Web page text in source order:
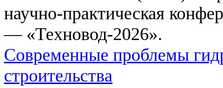
научно-практическая
— «Техновод-2026».
Современные проблемы
строительства